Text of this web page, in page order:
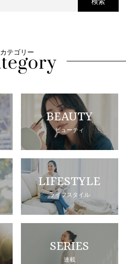
検索
カテゴリー
BEAUTY
ビューティ
LIFESTYLE
ライフスタイル
SERIES
連載